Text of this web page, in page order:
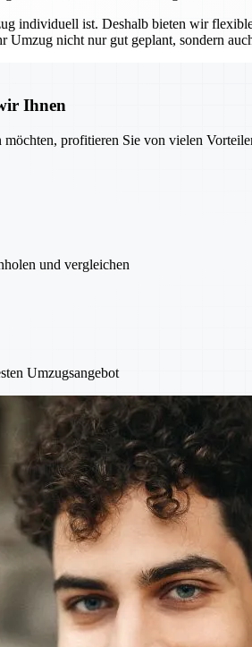
individuell ist. Deshalb bieten wir
Umzug nicht nur gut geplant, sondern
Ihnen
möchten, profitieren Sie von vielen
und vergleichen
Umzugsangebot